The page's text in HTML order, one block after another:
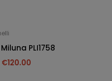
PLI1758
€120.00